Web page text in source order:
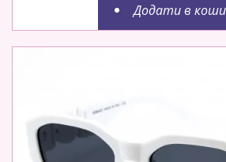
Додати в
Окуляри оптом —